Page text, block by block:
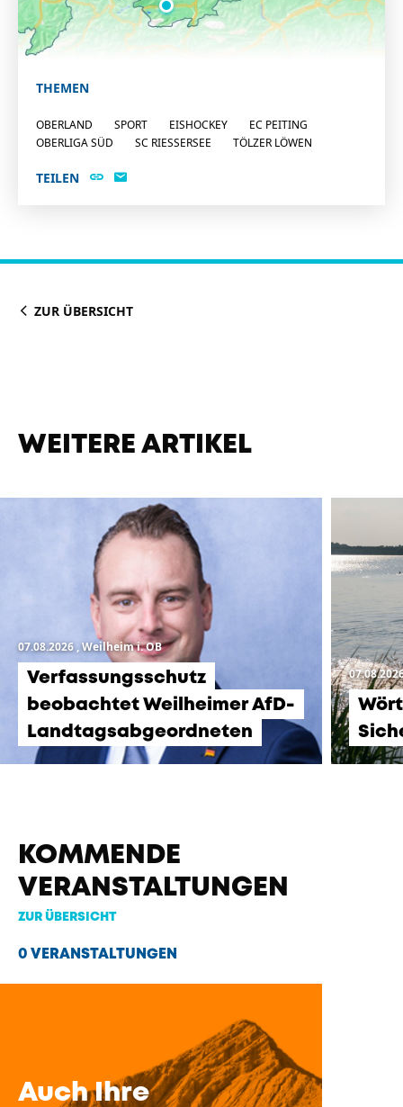
THEMEN
OBERLAND SPORT EISHOCKEY
EC PEITING
OBERLIGA SÜD
SC RIESSERSEE TÖLZER LÖWEN
TEILEN
ZUR ÜBERSICHT
WEITERE ARTIKEL
07.08.2026, Weilheim i. OB
Verfassungsschutz
beobachtet Weilheimer AfD-
Landtagsabgeordneten
KOMMENDE
VERANSTALTUNGEN
ZUR ÜBERSICHT
0 VERANSTALTUNGEN
Auch Ihre